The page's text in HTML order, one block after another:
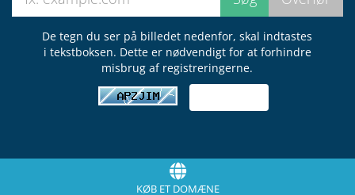
De tegn du ser på billedet nedenfor, skal indtastes
i tekstboksen. Dette er nødvendigt for at forhindre
misbrug af registreringerne.
KØB ET DOMÆNE